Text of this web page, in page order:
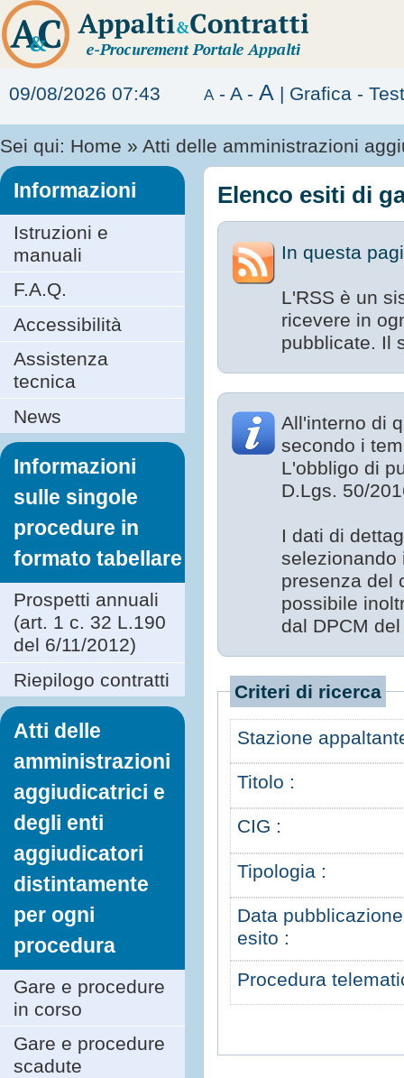
09/08/2026 07:43 A - A - A | Grafica -
Sei qui: Home » Atti delle amministrazioni
Elenco esiti di
In questa
L'RSS è un
ricevere in
pubblicate. Il
All'interno di
secondo i
L'obbligo di
D.Lgs. 50/
I dati di
selezionando
presenza del
possibile
dal DPCM
Criteri di ricerca
Stazione
Titolo :
CIG :
Tipologia :
Data pubblicazione
esito :
Procedura
Informazioni
Istruzioni e
manuali
F.A.Q.
Accessibilità
Assistenza
tecnica
News
Informazioni
sulle singole
procedure in
formato tabellare
Prospetti annuali
(art. 1 c. 32 L.190
del 6/11/2012)
Riepilogo contratti
Atti delle
amministrazioni
aggiudicatrici e
degli enti
aggiudicatori
distintamente
per ogni
procedura
Gare e procedure
in corso
Gare e procedure
scadute